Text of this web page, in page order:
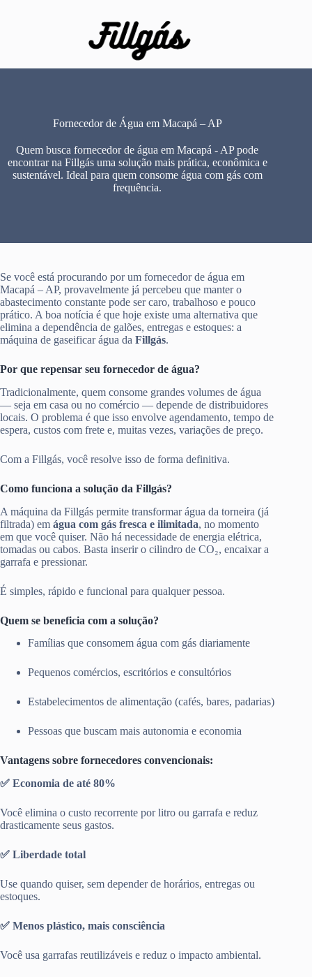
Fornecedor de Água em Macapá – AP
Quem busca fornecedor de água em Macapá - AP pode
encontrar na Fillgás uma solução mais prática, econômica e
sustentável. Ideal para quem consome água com gás com
frequência.
Se você está procurando por um fornecedor de água em
Macapá – AP, provavelmente já percebeu que manter o
abastecimento constante pode ser caro, trabalhoso e pouco
prático. A boa notícia é que hoje existe uma alternativa que
elimina a dependência de galões, entregas e estoques: a
máquina de gaseificar água da Fillgás.
Por que repensar seu fornecedor de água?
Tradicionalmente, quem consome grandes volumes de água
— seja em casa ou no comércio — depende de distribuidores
locais. O problema é que isso envolve agendamento, tempo de
espera, custos com frete e, muitas vezes, variações de preço.
Com a Fillgás, você resolve isso de forma definitiva.
Como funciona a solução da Fillgás?
A máquina da Fillgás permite transformar água da torneira (já
filtrada) em água com gás fresca e ilimitada, no momento
em que você quiser. Não há necessidade de energia elétrica,
tomadas ou cabos. Basta inserir o cilindro de CO₂, encaixar a
garrafa e pressionar.
É simples, rápido e funcional para qualquer pessoa.
Quem se beneficia com a solução?
Famílias que consomem água com gás diariamente
Pequenos comércios, escritórios e consultórios
Estabelecimentos de alimentação (cafés, bares, padarias)
Pessoas que buscam mais autonomia e economia
Vantagens sobre fornecedores convencionais:
✅ Economia de até 80%
Você elimina o custo recorrente por litro ou garrafa e reduz
drasticamente seus gastos.
✅ Liberdade total
Use quando quiser, sem depender de horários, entregas ou
estoques.
✅ Menos plástico, mais consciência
Você usa garrafas reutilizáveis e reduz o impacto ambiental.